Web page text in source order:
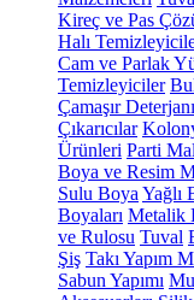
Kireç ve Pas
Halı
Cam ve Parlak
Temizleyiciler
Çamaşır Deterjanı
Çıkarıcılar
Ürünleri Parti
Boya ve Resim
Sulu Boya Yağlı
Boyaları Metalik
ve Rulosu Tuval
Şiş Takı Yapım
Sabun Yapımı